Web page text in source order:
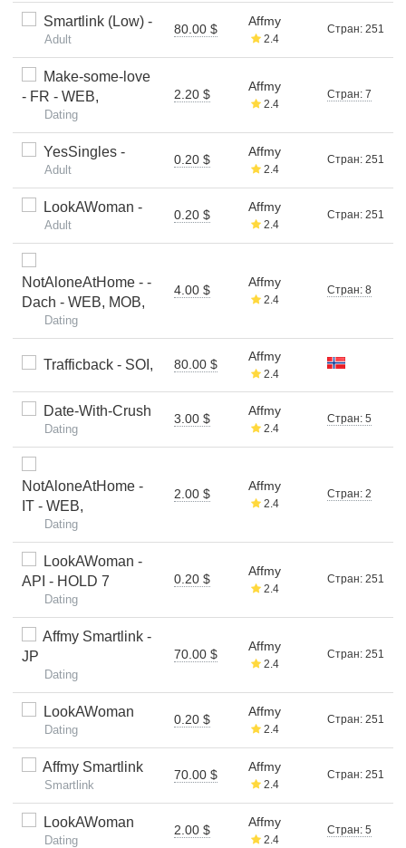
Smartlink (Low) -
Adult
80.00 $
Affmy
2.4
Стран: 251
Make-some-love
- FR - WEB,
Dating
2.20 $
Affmy
2.4
Стран: 7
YesSingles -
Adult
0.20 $
Affmy
2.4
Стран: 251
LookAWoman -
Adult
0.20 $
Affmy
2.4
Стран: 251
NotAloneAtHome - -
Dach - WEB, MOB,
Dating
4.00 $
Affmy
2.4
Стран: 8
Trafficback - SOI, 80.00 $
Affmy
2.4
Date-With-Crush
Dating
3.00 $
Affmy
2.4
Стран: 5
NotAloneAtHome -
IT - WEB,
Dating
2.00 $
Affmy
2.4
Стран: 2
LookAWoman -
API - HOLD 7
Dating
0.20 $
Affmy
2.4
Стран: 251
Affmy Smartlink -
JP
Dating
70.00 $
Affmy
2.4
Стран: 251
LookAWoman
Dating
0.20 $
Affmy
2.4
Стран: 251
Affmy Smartlink
Smartlink
70.00 $
Affmy
2.4
Стран: 251
LookAWoman
Dating
2.00 $
Affmy
2.4
Стран: 5